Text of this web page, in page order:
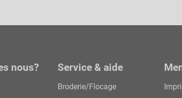
nous? Service & aide
Broderie/Flocage